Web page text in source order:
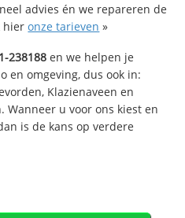
advies én we repareren de
hieronze tarieven »
238188 en we helpen je
en omgeving, dus ook in:
Klazienaveen en
Wanneer u voor ons kiest en
is de kans op verdere